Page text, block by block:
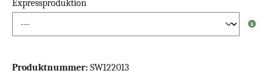
Expressproduktion
Info
Produktnummer: SW122013